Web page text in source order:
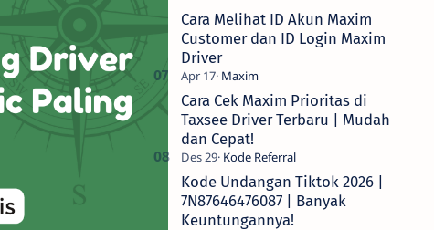
Cara Melihat ID Akun Maxim
Customer dan ID Login Maxim
Driver
Cara Cek Maxim Prioritas di
Taxsee Driver Terbaru | Mudah
dan Cepat!
Kode Undangan Tiktok 2026 |
7N87646476087 | Banyak
Keuntungannya!